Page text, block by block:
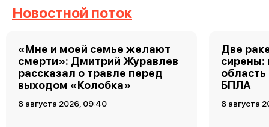
Новостной поток
«Мне и моей семье желают
смерти»: Дмитрий Журавлев
рассказал о травле перед
выходом «Колобка»
8 августа 2026, 09:40
Две
сирены:
БПЛА
8 августа